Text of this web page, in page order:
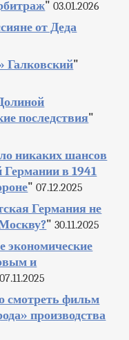
" 03.01.2026
от Деда
Галковский"
последствия"
никаких шансов
Германии в 1941
" 07.12.2025
Германия не
" 30.11.2025
и
07.11.2025
смотреть фильм
производства